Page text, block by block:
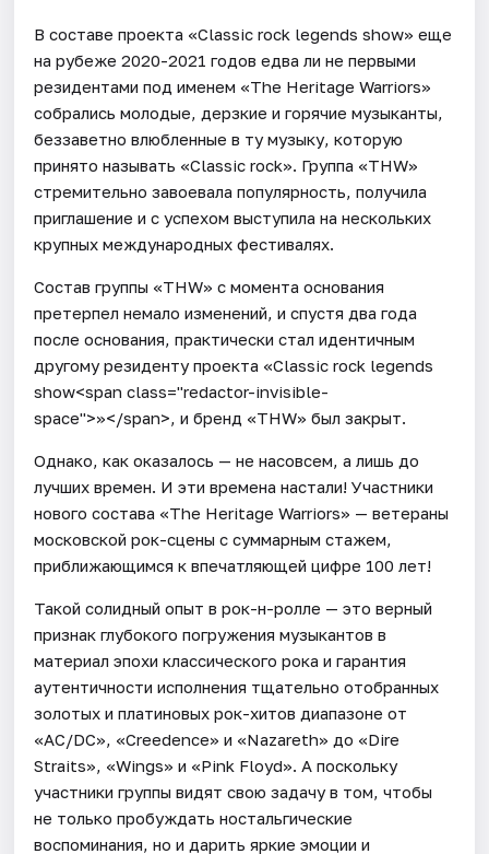
В составе проекта «Classic rock legends show» еще
на рубеже 2020-2021 годов едва ли не первыми
резидентами под именем «The Heritage Warriors»
собрались молодые, дерзкие и горячие музыканты,
беззаветно влюбленные в ту музыку, которую
принято называть «Classic rock». Группа «THW»
стремительно завоевала популярность, получила
приглашение и с успехом выступила на нескольких
крупных международных фестивалях.
Состав группы «THW» с момента основания
претерпел немало изменений, и спустя два года
после основания, практически стал идентичным
другому резиденту проекта «Classic rock legends
show<span class="redactor-invisible-
space">»</span>, и бренд «THW» был закрыт.
Однако, как оказалось — не насовсем, а лишь до
лучших времен. И эти времена настали! Участники
нового состава «The Heritage Warriors» — ветераны
московской рок-сцены с суммарным стажем,
приближающимся к впечатляющей цифре 100 лет!
Такой солидный опыт в рок-н-ролле — это верный
признак глубокого погружения музыкантов в
материал эпохи классического рока и гарантия
аутентичности исполнения тщательно отобранных
золотых и платиновых рок-хитов диапазоне от
«AC/DC», «Creedence» и «Nazareth» до «Dire
Straits», «Wings» и «Pink Floyd». А поскольку
участники группы видят свою задачу в том, чтобы
не только пробуждать ностальгические
воспоминания, но и дарить яркие эмоции и